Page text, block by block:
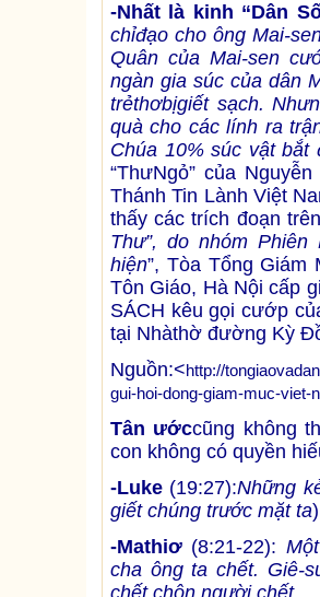
-Nhất là kinh “Dân S
chỉđạo cho ông Mai-
Quân của Mai-sen c
ngàn gia súc của dân
trẻthơbịgiết sạch. Như
quà cho các lính ra trậ
Chúa 10% súc vật bắt
“ThưNgỏ” của
Thánh Tin Lành Việt
thấy các trích đoạn
Thư”, do nhóm Phiên
hiện”, Tòa Tổng Giám
Tôn Giáo, Hà Nội cấp
SÁCH kêu gọi cướp
tại Nhàthờ đường Kỳ
Nguồn:<http://
gui-hoi-dong-giam-muc-viet-
Tân ướccũng không
con không có quyền
-Luke (19:27):Những
giết chúng trước mặt ta
-Mathiơ (8:21-22):
cha ông ta chết. Giê-